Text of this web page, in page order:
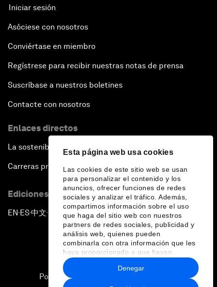
Esta página web usa cookies
Las cookies de este sitio web se usan
para personalizar el contenido y los
anuncios, ofrecer funciones de redes
sociales y analizar el tráfico. Además,
compartimos información sobre el uso
que haga del sitio web con nuestros
partners de redes sociales, publicidad y
análisis web, quienes pueden
combinarla con otra información que les
haya proporcionado o que hayan
recopilado a partir del uso que haya
hecho de sus servicios.
Denegar
Iniciar sesión
Asóciese con nosotros
Conviértase en miembro
Regístrese para recibir nuestras notas de prensa
Suscríbase a nuestros boletines
Contacte con nosotros
Enlaces directos
La sostenibilidad en el Foro
Carreras profesionales
Ediciones en otros idiomas
EN ▪ES▪中文▪ 日本語
Política de privacidad y normas de uso